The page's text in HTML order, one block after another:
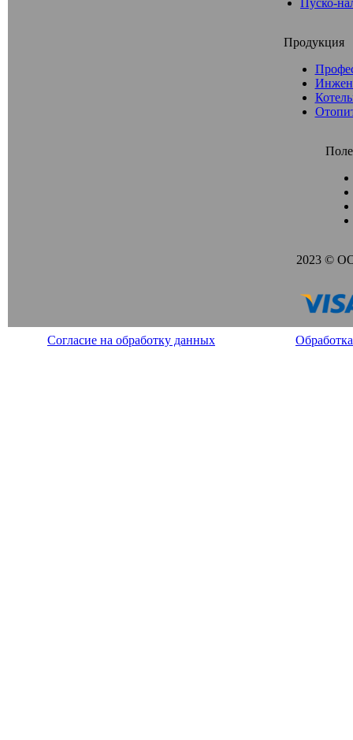
Пуско-
Продукция
2023 ©
Согласие на обработку данных